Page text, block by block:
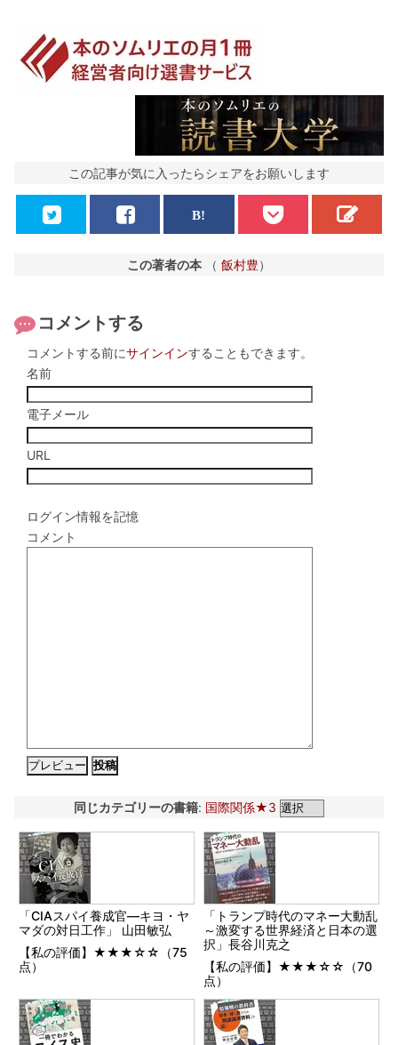
この記事が気に入ったらシェアをお願いします
この著者の本 （ 飯村豊）
コメントする
コメントする前にサインインすることもできます。
名前
電子メール
URL
ログイン情報を記憶
コメント
同じカテゴリーの書籍: 国際関係★3
「CIAスパイ養成官―キヨ・ヤ
マダの対日工作」 山田敏弘
【私の評価】★★★☆☆（75
点）
「トランプ時代のマネー大動乱
～激変する世界経済と日本の選
択」長谷川克之
【私の評価】★★★☆☆（70
点）